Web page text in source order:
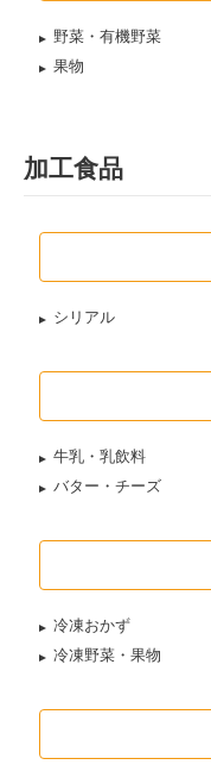
野菜・有機野菜
果物
加工食品
シリアル
牛乳・乳飲料
バター・チーズ
冷凍おかず
冷凍野菜・果物